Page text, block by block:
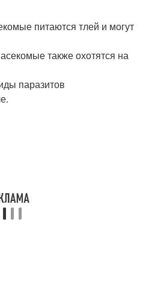
питаются тлей и могут
также охотятся на
паразитов